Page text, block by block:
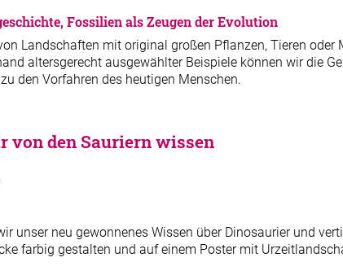
Fossilien als Zeugen der Evolution
Landschaften mit original großen Pflanzen, Tieren oder
altersgerecht ausgewählter Beispiele können wir die
den Vorfahren des heutigen Menschen.
von den Sauriern wissen
unser neu gewonnenes Wissen über Dinosaurier und
farbig gestalten und auf einem Poster mit